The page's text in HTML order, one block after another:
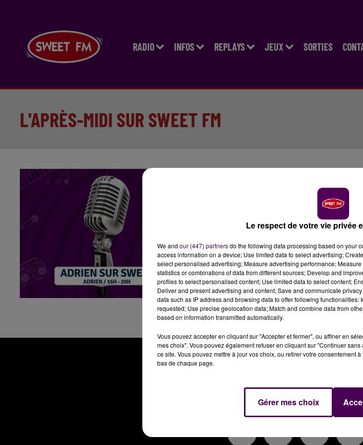
RADIO INFOS REPLAYS JEUX SORTIES
L'APRÈS-MIDI SUR SWEET FM
INFOS REPLAYS JEUX
Le respect de votre vie privée
We and our (447) partnersdo the following data processing based on your
access information on a device; Use limited data to select advertising;
select personalised advertising; Measure advertising performance;
statistics or combinations of data from different sources; Develop and
profiles to select personalised content; Use limited data to select content;
Deliver and present advertising and content; Save and communicate
data such as IP address and browsing data to offer following
requested; Use precise geolocation data; Match and combine data from
based on information transmitted automatically.
Vous pouvez accepter en cliquant sur "Accepter et fermer", ou affiner en
mes choix". Vous pouvez également refuser en cliquant sur "Continuer
ce site. Vous pouvez mettre à jour vos choix, ou retirer votre consentement
bas de chaque page.
Gérer mes choix